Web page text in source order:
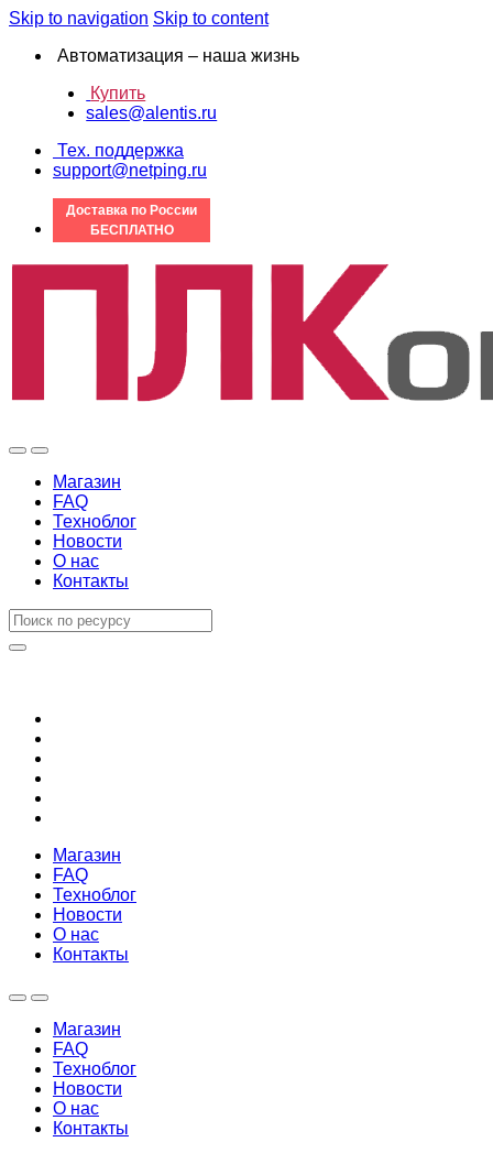
Skip to navigation Skip to content
Автоматизация – наша жизнь
Купить
sales@alentis.ru
Тех. поддержка
support@netping.ru
Доставка по России
БЕСПЛАТНО
Магазин
FAQ
Техноблог
Новости
О нас
Контакты
Магазин
FAQ
Техноблог
Новости
О нас
Контакты
Магазин
FAQ
Техноблог
Новости
О нас
Контакты